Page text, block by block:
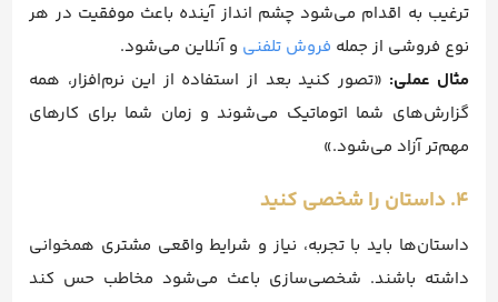
ترغیب به اقدام می‌شود چشم انداز آینده باعث موفقیت در هر
نوع فروشی از جمله فروش تلفنی و آنلاین می‌شود.
مثال عملی: «تصور کنید بعد از استفاده از این نرم‌افزار، همه
گزارش‌های شما اتوماتیک می‌شوند و زمان شما برای کارهای
مهم‌تر آزاد می‌شود.»
۴. داستان را شخصی کنید
داستان‌ها باید با تجربه، نیاز و شرایط واقعی مشتری همخوانی
داشته باشند. شخصی‌سازی باعث می‌شود مخاطب حس کند